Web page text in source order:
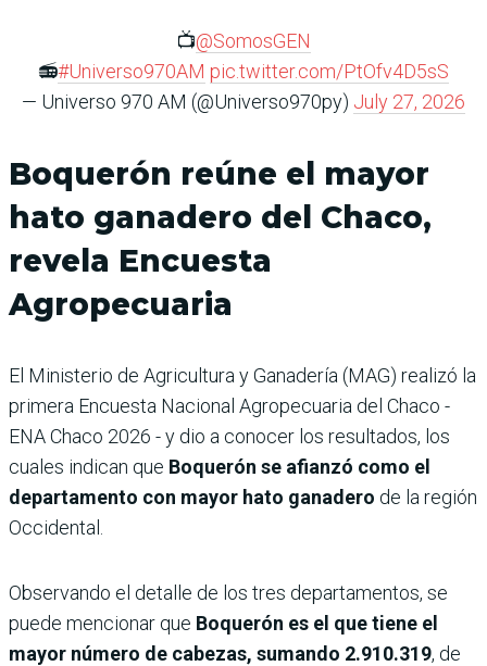
📺@SomosGEN
📻#Universo970AM pic.twitter.com/PtOfv4D5sS
— Universo 970 AM (@Universo970py) July 27, 2026
Boquerón reúne el mayor
hato ganadero del Chaco,
revela Encuesta
Agropecuaria
El Ministerio de Agricultura y Ganadería (MAG) realizó la
primera Encuesta Nacional Agropecuaria del Chaco -
ENA Chaco 2026 - y dio a conocer los resultados, los
cuales indican que Boquerón se afianzó como el
departamento con mayor hato ganadero de la región
Occidental.
Observando el detalle de los tres departamentos, se
puede mencionar que Boquerón es el que tiene el
mayor número de cabezas, sumando 2.910.319, de